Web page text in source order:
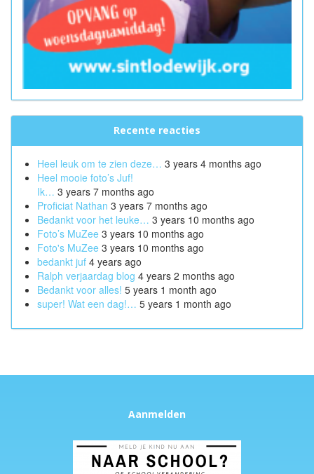
Recente reacties
Heel leuk om te zien deze… 3 years 4 months ago
Heel mooie foto’s Juf!
Ik… 3 years 7 months ago
Proficiat Nathan 3 years 7 months ago
Bedankt voor het leuke… 3 years 10 months ago
Foto’s MuZee 3 years 10 months ago
Foto's MuZee 3 years 10 months ago
bedankt juf 4 years ago
Ralph verjaardag blog 4 years 2 months ago
Bedankt voor alles! 5 years 1 month ago
super! Wat een dag!… 5 years 1 month ago
Aanmelden